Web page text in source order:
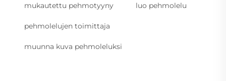
mukautettu pehmotyyny luo pehmolelu
pehmolelujen toimittaja
muunna kuva pehmoleluksi